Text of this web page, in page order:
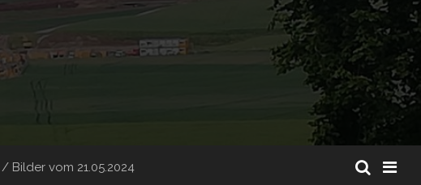
/ Bilder vom 21.05.2024